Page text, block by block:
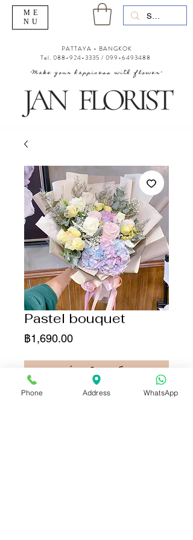
"Make your happiness with flower"
PATTAYA - BANGKOK
Tel. 088-924-3335 / 099-6493488
ME
NU
Pastel bouquet
฿1,690.00ราคา
เพิ่มลงในรถเข็น
Phone Address WhatsApp